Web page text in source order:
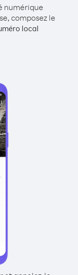
numérique
composez le
local